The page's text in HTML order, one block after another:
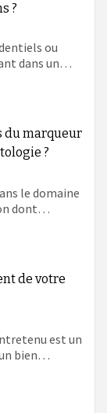
?
ou
dans un…
du marqueur
?
le domaine
dont…
de votre
est un
bien…